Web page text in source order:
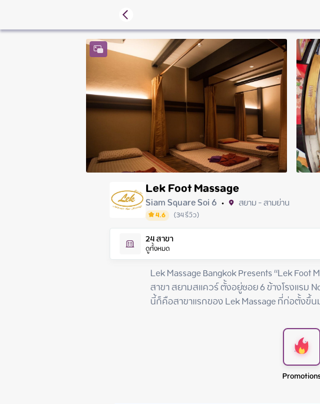
Lek Foot Massage
Siam Square Soi 6 • สยาม - สามย่าน
4.6 (34รีวิว)
Friday
Saturday
Sunday
Monday
Tuesday
Wednesday
Thursday
24สาขา
ดูทั้งหมด
Lek Massage Bangkok Presents “Lek Foot
สาขา สยามสแควร์ ตั้งอยู่ซอย 6 ข้างโรงแรม
นี้ก็คือสาขาแรกของ Lek Massage ที่ก่อตั้งขึ้